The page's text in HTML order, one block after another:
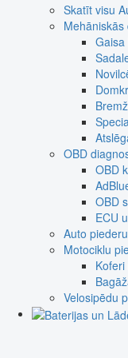
Skatīt visu
OBD
OBD
OBD
ECU
Auto
Motociklu
Velosipēdu